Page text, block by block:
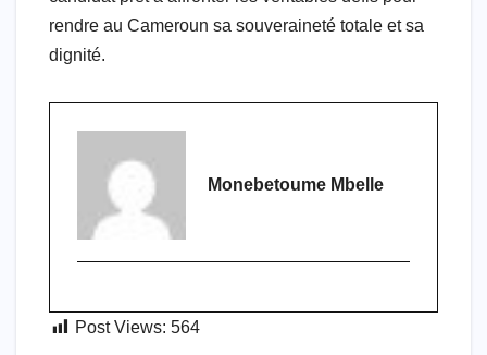
rendre au Cameroun sa souveraineté totale et sa
dignité.
Monebetoume Mbelle
Post Views: 564